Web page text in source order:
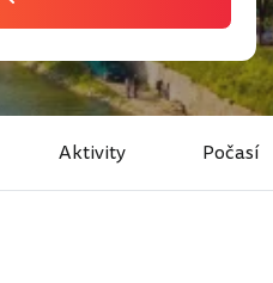
Aktivity Počasí